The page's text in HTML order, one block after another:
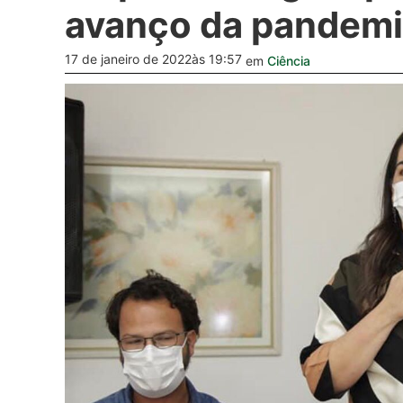
avanço da
17 de janeiro de 2022às 19:57 em Ciência